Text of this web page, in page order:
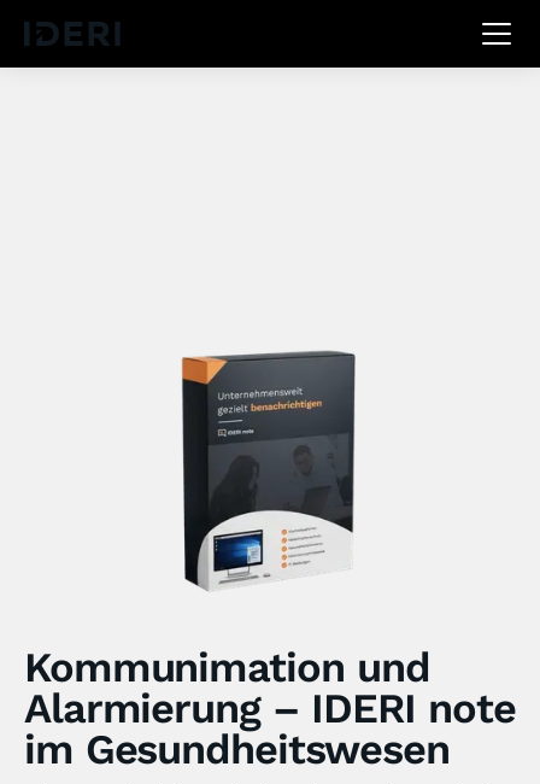
DEEN
Kommunimation und
Alarmierung – IDERI note
im Gesundheitswesen